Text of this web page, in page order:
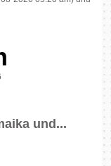
und...